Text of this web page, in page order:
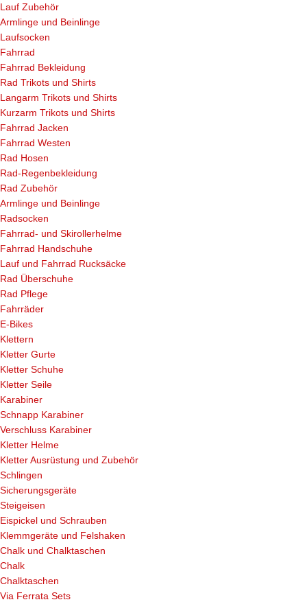
Lauf Zubehör
Armlinge und Beinlinge
Laufsocken
Fahrrad
Fahrrad Bekleidung
Rad Trikots und Shirts
Langarm Trikots und Shirts
Kurzarm Trikots und Shirts
Fahrrad Jacken
Fahrrad Westen
Rad Hosen
Rad-Regenbekleidung
Rad Zubehör
Armlinge und Beinlinge
Radsocken
Fahrrad- und Skirollerhelme
Fahrrad Handschuhe
Lauf und Fahrrad Rucksäcke
Rad Überschuhe
Rad Pflege
Fahrräder
E-Bikes
Klettern
Kletter Gurte
Kletter Schuhe
Kletter Seile
Karabiner
Schnapp Karabiner
Verschluss Karabiner
Kletter Helme
Kletter Ausrüstung und Zubehör
Schlingen
Sicherungsgeräte
Steigeisen
Eispickel und Schrauben
Klemmgeräte und Felshaken
Chalk und Chalktaschen
Chalk
Chalktaschen
Via Ferrata Sets